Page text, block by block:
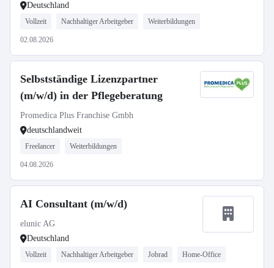
Deutschland
Vollzeit Nachhaltiger Arbeitgeber Weiterbildungen
02.08.2026
Selbstständige Lizenzpartner
(m/w/d) in der Pflegeberatung
Promedica Plus Franchise Gmbh
deutschlandweit
Freelancer Weiterbildungen
04.08.2026
AI Consultant (m/w/d)
elunic AG
Deutschland
Vollzeit Nachhaltiger Arbeitgeber Jobrad Home-Office